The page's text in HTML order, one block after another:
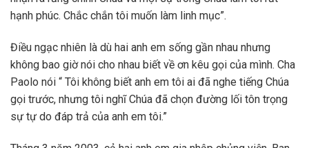
hạnh phúc. Chắc chắn tôi muốn làm linh mục”.
Điều ngạc nhiên là dù hai anh em sống gần nhau nhưng
không bao giờ nói cho nhau biết về ơn kêu gọi của mình. Cha
Paolo nói “ Tôi không biết anh em tôi ai đã nghe tiếng Chúa
gọi trước, nhưng tôi nghĩ Chúa đã chọn đường lối tôn trọng
sự tự do đáp trả của anh em tôi.”